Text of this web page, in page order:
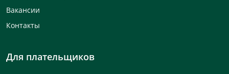
Вакансии
Контакты
Для плательщиков